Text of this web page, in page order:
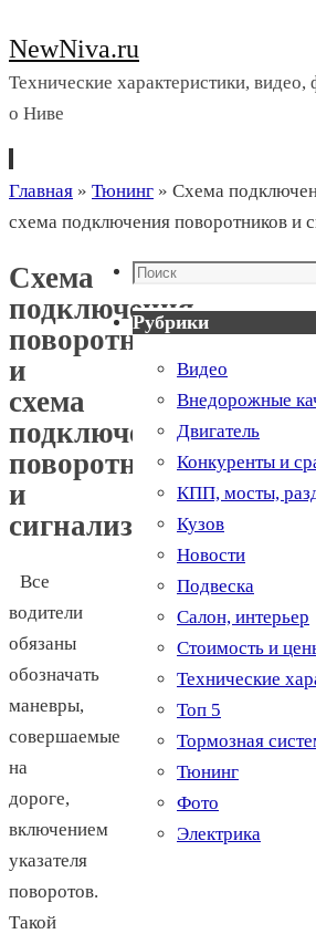
NewNiva.ru
Технические характеристики,
о Ниве
Перейти
к
Главная » Тюнинг » Схема
схема подключения поворотников и
Схема
подключения
поворотников
и
схема
подключения
поворотников
и
сигнализации
Все
водители
обязаны
обозначать
маневры,
совершаемые
на
дороге,
включением
указателя
поворотов.
Такой
Поиск
Рубрики
Видео
Внедорожные
Двигатель
Конкуренты и
КПП, мосты,
Кузов
Новости
Подвеска
Салон, интерьер
Стоимость и
Технические
Топ 5
Тормозная
Тюнинг
Фото
Электрика